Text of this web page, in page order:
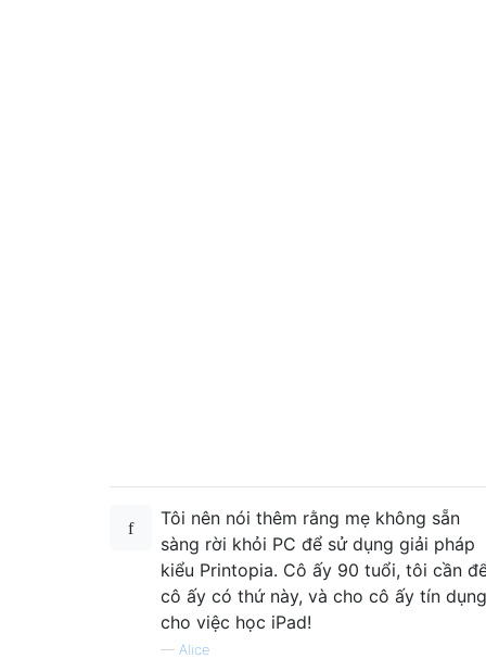
Tôi nên nói thêm rằng mẹ không sẵn
sàng rời khỏi PC để sử dụng giải pháp
kiểu Printopia. Cô ấy 90 tuổi, tôi cần
cô ấy có thứ này, và cho cô ấy tín dụng
cho việc học iPad!
— Alice